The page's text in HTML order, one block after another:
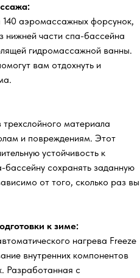
аэромассажных форсунок,
нижней части спа-бассейна
гидромассажной ванны.
вам отдохнуть и
трехслойного материала
и повреждениям. Этот
устойчивость к
бассейну сохранять заданную
от того, сколько раз вы
к зиме:
нагрева Freeze
внутренних компонентов
Разработанная с